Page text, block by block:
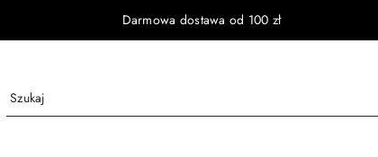
Darmowa dostawa od 100 zł